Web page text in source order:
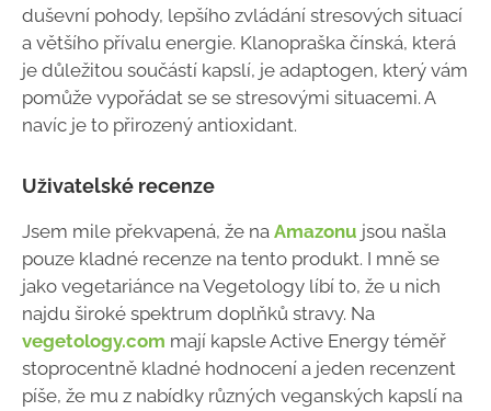
duševní pohody, lepšího zvládání stresových situací
a většího přívalu energie. Klanopraška čínská, která
je důležitou součástí kapslí, je adaptogen, který vám
pomůže vypořádat se se stresovými situacemi. A
navíc je to přirozený antioxidant.
Uživatelské recenze
Jsem mile překvapená, že na Amazonu jsou našla
pouze kladné recenze na tento produkt. I mně se
jako vegetariánce na Vegetology líbí to, že u nich
najdu široké spektrum doplňků stravy. Na
vegetology.com mají kapsle Active Energy téměř
stoprocentně kladné hodnocení a jeden recenzent
píše, že mu z nabídky různých veganských kapslí na